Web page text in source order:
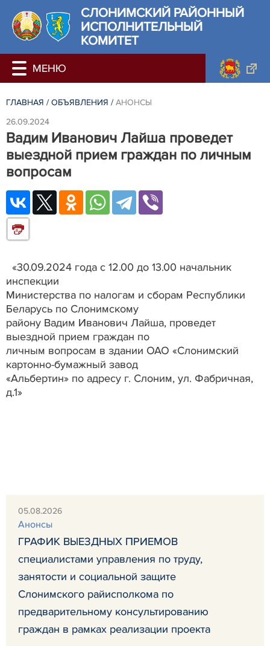
СЛОНИМСКИЙ РАЙОННЫЙ
ИСПОЛНИТЕЛЬНЫЙ
КОМИТЕТ
ГЛАВНАЯ / ОБЪЯВЛЕНИЯ / АНОНСЫ
26.09.2024
Вадим Иванович Лайша проведет
выездной прием граждан по личным
вопросам
«30.09.2024 года c 12.00 до 13.00 начальник
инспекции
Министерства по налогам и сборам Республики
Беларусь по Слонимскому
району Вадим Иванович Лайша, проведет
выездной прием граждан по
личным вопросам в здании ОАО «Слонимский
картонно-бумажный завод
«Альбертин» по адресу г. Слоним, ул. Фабричная,
д.1»
05.08.2026
Анонсы
ГРАФИК ВЫЕЗДНЫХ ПРИЕМОВ
специалистами управления по труду,
занятости и социальной защите
Слонимского райисполкома по
предварительному консультированию
граждан в рамках реализации проекта